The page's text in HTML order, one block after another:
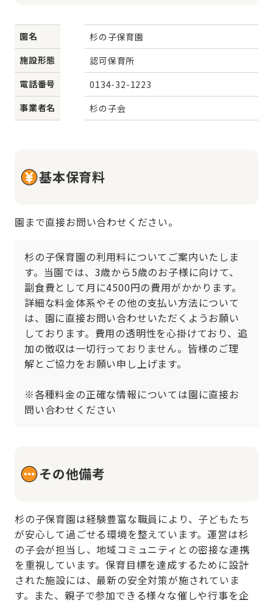
園名
杉の子保育園
施設形態
認可保育所
電話番号
0134-32-1223
事業者名
杉の子会
基本保育料
園まで直接お問い合わせください。
杉の子保育園の利用料についてご案内いたしま
す。当園では、3歳から5歳のお子様に向けて、
副食費として月に4500円の費用がかかります。
詳細な料金体系やその他の支払い方法について
は、園に直接お問い合わせいただくようお願い
しております。費用の透明性を心掛けており、追
加の徴収は一切行っておりません。皆様のご理
解とご協力をお願い申し上げます。
※各種料金の正確な情報については園に直接お
問い合わせください
その他備考
杉の子保育園は経験豊富な職員により、子どもたち
が安心して過ごせる環境を整えています。運営は杉
の子会が担当し、地域コミュニティとの密接な連携
を重視しています。保育目標を達成するために設計
された施設には、最新の安全対策が施されていま
す。また、親子で参加できる様々な催しや行事を企